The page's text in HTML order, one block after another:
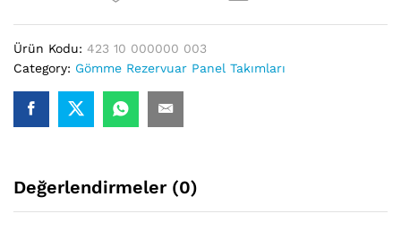
Ürün Kodu: 423 10 000000 003
Category: Gömme Rezervuar Panel Takımları
Değerlendirmeler (0)